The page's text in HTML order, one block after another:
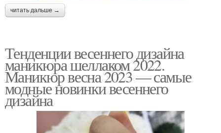
читать дальше →
Тенденции весеннего дизайна
маникюра шеллаком 2022.
Маникюр весна 2023 — самые
модные новинки весеннего
дизайна